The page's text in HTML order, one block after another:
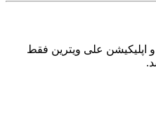
اپلیکیشن علی ویترین فقط